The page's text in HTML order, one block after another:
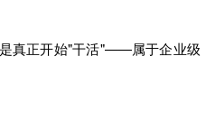
真正开始"干活"——属于企业级